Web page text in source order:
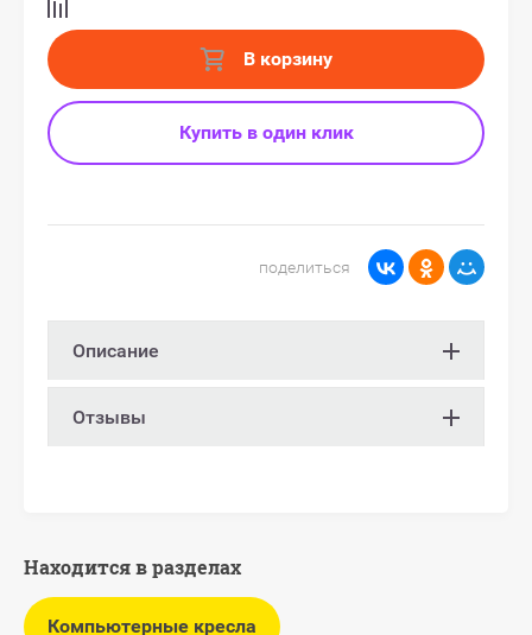
В корзину
Купить в один клик
поделиться
Описание
Отзывы
Находится в разделах
Компьютерные кресла